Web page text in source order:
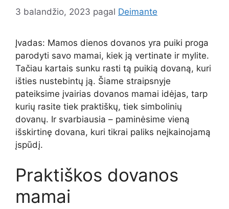
3 balandžio, 2023 pagal Deimante
Įvadas: Mamos dienos dovanos yra puiki proga
parodyti savo mamai, kiek ją vertinate ir mylite.
Tačiau kartais sunku rasti tą puikią dovaną, kuri
išties nustebintų ją. Šiame straipsnyje
pateiksime įvairias dovanos mamai idėjas, tarp
kurių rasite tiek praktiškų, tiek simbolinių
dovanų. Ir svarbiausia – paminėsime vieną
išskirtinę dovana, kuri tikrai paliks neįkainojamą
įspūdį.
Praktiškos dovanos
mamai